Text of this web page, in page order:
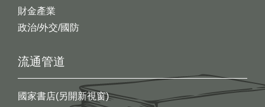
財金產業
政治/外交/國防
流通管道
國家書店(另開新視窗)